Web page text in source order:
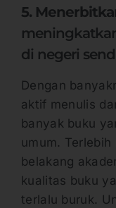
5.
di negeri
Dengan
aktif menulis
banyak buku
umum.
belakang
kualitas buku
terlalu buruk.